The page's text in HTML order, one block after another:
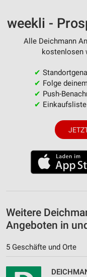
weekli -
Alle Deichmann
kostenlosen
✔
✔ Folge
✔ Push-
✔
Weitere
Angeboten in
5 Geschäfte und Orte